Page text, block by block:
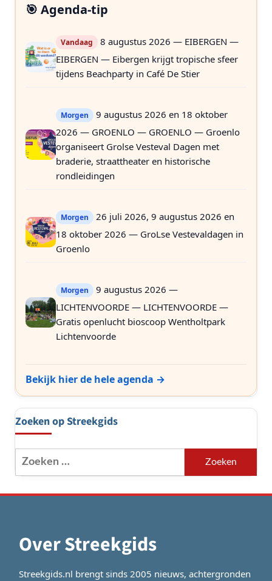
🎯 Agenda-tip
Vandaag
8 augustus 2026 — EIBERGEN —
EIBERGEN — Eibergen krijgt tropische sfeer
tijdens Beachparty in Café De Stier
Morgen
9 augustus 2026 en 18 oktober
2026 — GROENLO — GROENLO — Groenlo
organiseert Grolse Vesteval Dagen met
braderie, straattheater en historische
rondleidingen
Morgen
26 juli 2026, 9 augustus 2026 en
18 oktober 2026 — GroLse Vestevaldagen in
Groenlo
Morgen
9 augustus 2026 —
LICHTENVOORDE — LICHTENVOORDE —
Gratis openlucht bioscoop Wentholtpark
Lichtenvoorde
Bekijk hier de hele agenda →
Zoeken op Streekgids
Zoeken
naar:
Over Streekgids
Streekgids.nl brengt sinds 2005 nieuws, achtergronden